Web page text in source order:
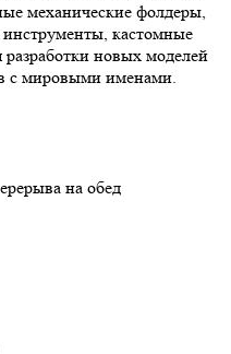
механические фолдеры,
кастомные
новых моделей
с мировыми именами.
на обед